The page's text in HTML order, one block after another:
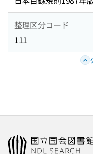
整理区分コード
111